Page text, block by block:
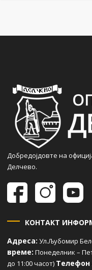
Добредојдовте на
Делчево.
КОНТАКТ
Адреса: Ул.Љубомир
време: Понеделник –
до 11:00 часот) Телефон